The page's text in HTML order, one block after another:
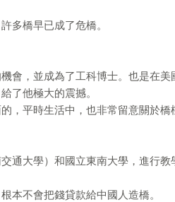
多橋早已成了危橋。
會，並成為了工科博士。也是在美
了他極大的震撼。
，平時生活中，也非常留意關於橋
通大學）和國立東南大學，進行教
本不會把錢貸款給中國人造橋。